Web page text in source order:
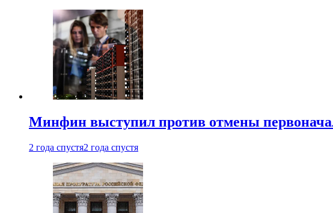
Минфин выступил против отмены
2 года спустя2 года спустя